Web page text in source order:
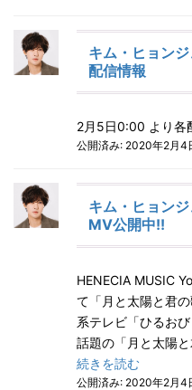
キム・ヒョン
配信情報
2月5日0:00 より各
公開済み: 2020年2月4
キム・ヒョンジ
MV公開中!!
HENECIA MUSIC
て「月と太陽と君
系テレビ「ひるお
話題の「月と太陽
続きを読む
公開済み: 2020年2月4